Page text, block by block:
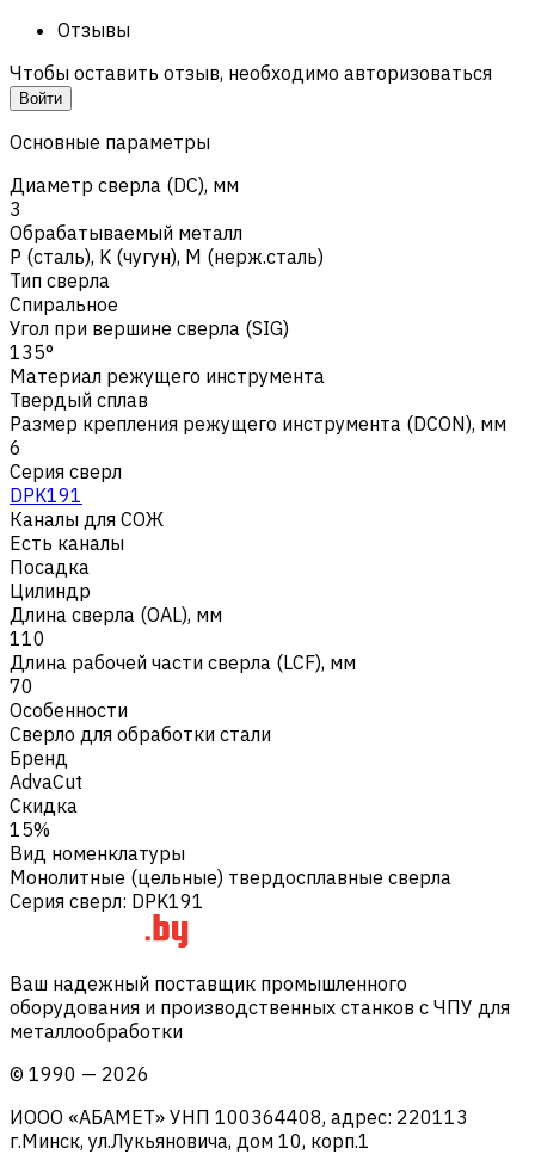
Отзывы
Чтобы оставить отзыв, необходимо авторизоваться
Войти
Основные параметры
Диаметр сверла (DC), мм
3
Обрабатываемый металл
Р (сталь), K (чугун), M (нерж.сталь)
Тип сверла
Спиральное
Угол при вершине сверла (SIG)
135°
Материал режущего инструмента
Твердый сплав
Размер крепления режущего инструмента (DCON), мм
6
Серия сверл
DPK191
Каналы для СОЖ
Есть каналы
Посадка
Цилиндр
Длина сверла (OAL), мм
110
Длина рабочей части сверла (LCF), мм
70
Особенности
Сверло для обработки стали
Бренд
AdvaCut
Скидка
15%
Вид номенклатуры
Монолитные (цельные) твердосплавные сверла
Серия сверл: DPK191
Ваш надежный поставщик промышленного
оборудования и производственных станков с ЧПУ для
металлообработки
© 1990 — 2026
ИООО «АБАМЕТ» УНП 100364408, адрес: 220113
г.Минск, ул.Лукьяновича, дом 10, корп.1